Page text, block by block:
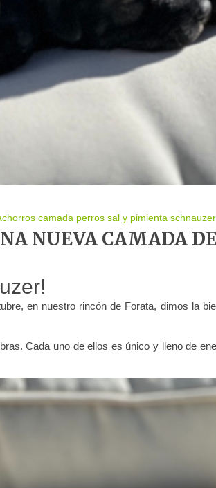
camada perros sal y pimienta schnauzer
NUEVA CAMADA
en nuestro rincón de Forata, dimos la
Cada uno de ellos es único y lleno de